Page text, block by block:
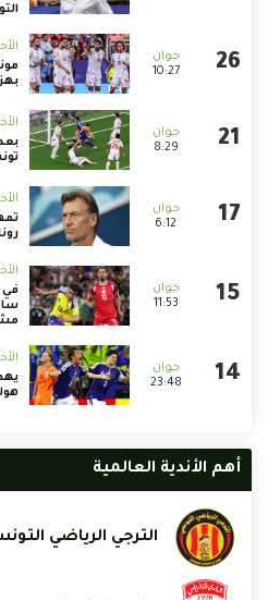
10:27
8:29
6:12
11:53
في
23:48
أهم الأندية العالمية
الترجي الرياضي